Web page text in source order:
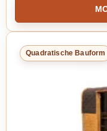
Quadratische Bauform